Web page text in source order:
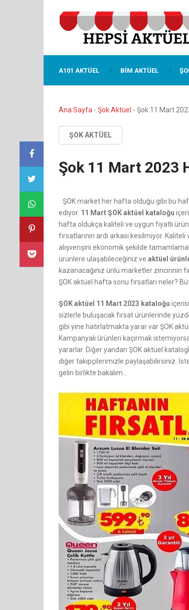
A101 AKTÜEL BIM AKTÜEL
Ana Sayfa - Şok Aktüel - Şok 11 Mart
ŞOK AKTÜEL
Şok 11 Mart 2023
ŞOK market her hafta olduğu gibi bu
ediyor. 11 Mart ŞOK aktüel kataloğu
hafta oldukça kaliteli ve uygun fiyatlı
fırsatlarının ardı arkası kesilmiyor.
alışverişini ekonomik şekilde
ürünlere ulaşabileceğiniz ve aktüel
kazanacağınız ünlü marketler zincirinin
ŞOK aktüel hafta sonu fırsatları neler?
ŞOK aktüel 11 Mart 2023 kataloğu
sizlerle buluşacak fırsat ürünlerinde
gibi yine hatırlatmakta yarar var ŞOK
Kampanyalı ürünleri kaçırmak
yararlar. Diğer yandan ŞOK aktüel
diğer takipçilerimizle paylaşabilirsiniz.
gelin birlikte bakalım…